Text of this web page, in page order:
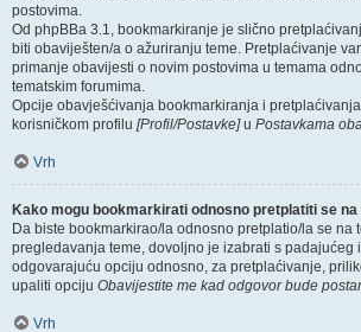
postovima.
Od phpBBa 3.1, bookmarkiranje je slično
biti obaviješten/a o ažuriranju teme. Pretplaćivanje
primanje obavijesti o novim postovima u temama
tematskim forumima.
Opcije obavješćivanja bookmarkiranja i
korisničkom profilu [Profil/Postavke]u Postavkama
Vrh
Kako mogu bookmarkirati odnosno pretplatiti se na
Da biste bookmarkirao/la odnosno pretplatio/la se na
pregledavanja teme, dovoljno je izabrati s padajućeg
odgovarajuću opciju odnosno, za pretplaćivanje,
upaliti opciju Obavijestite me kad odgovor bude
Vrh